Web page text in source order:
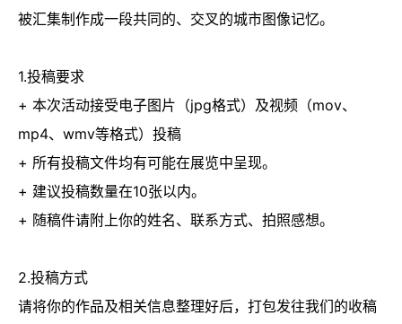
被汇集制作成一段共同的、交叉的城市图像记忆。
1.投稿要求
+ 本次活动接受电子图片（jpg格式）及视频（mov、
mp4、wmv等格式）投稿
+ 所有投稿文件均有可能在展览中呈现。
+ 建议投稿数量在10张以内。
+ 随稿件请附上你的姓名、联系方式、拍照感想。
2.投稿方式
请将你的作品及相关信息整理好后，打包发往我们的收稿